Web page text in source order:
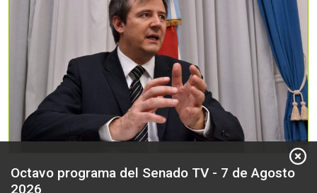
Octavo programa del Senado TV - 7 de Agosto
2026